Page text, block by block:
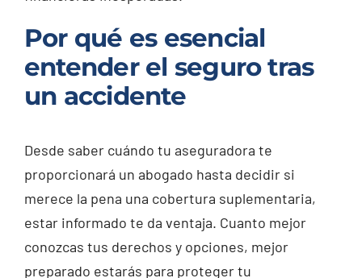
Por qué es esencial
entender el seguro tras
un accidente
Desde saber cuándo tu aseguradora te
proporcionará un abogado hasta decidir si
merece la pena una cobertura suplementaria,
estar informado te da ventaja. Cuanto mejor
conozcas tus derechos y opciones, mejor
preparado estarás para proteger tu